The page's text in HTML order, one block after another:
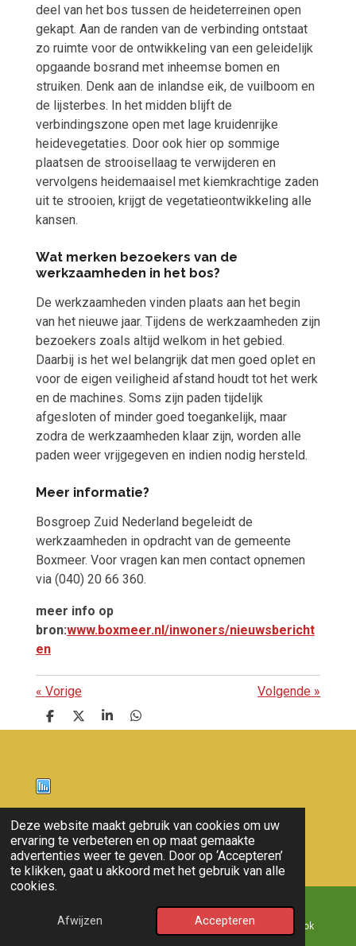
Deze website maakt gebruik van cookies om uw
ervaring te verbeteren en op maat gemaakte
advertenties weer te geven. Door op ‘Accepteren’
te klikken, gaat u akkoord met het gebruik van alle
cookies.
Afwijzen Accepteren
deel van het bos tussen de heideterreinen open
gekapt. Aan de randen van de verbinding ontstaat
zo ruimte voor de ontwikkeling van een geleidelijk
opgaande bosrand met inheemse bomen en
struiken. Denk aan de inlandse eik, de vuilboom en
de lijsterbes. In het midden blijft de
verbindingszone open met lage kruidenrijke
heidevegetaties. Door ook hier op sommige
plaatsen de strooisellaag te verwijderen en
vervolgens heidemaaisel met kiemkrachtige zaden
uit te strooien, krijgt de vegetatieontwikkeling alle
kansen.
Wat merken bezoekers van de
werkzaamheden in het bos?
De werkzaamheden vinden plaats aan het begin
van het nieuwe jaar. Tijdens de werkzaamheden zijn
bezoekers zoals altijd welkom in het gebied.
Daarbij is het wel belangrijk dat men goed oplet en
voor de eigen veiligheid afstand houdt tot het werk
en de machines. Soms zijn paden tijdelijk
afgesloten of minder goed toegankelijk, maar
zodra de werkzaamheden klaar zijn, worden alle
paden weer vrijgegeven en indien nodig hersteld.
Meer informatie?
Bosgroep Zuid Nederland begeleidt de
werkzaamheden in opdracht van de gemeente
Boxmeer. Voor vragen kan men contact opnemen
via (040) 20 66 360.
meer info op
bron:www.boxmeer.nl/inwoners/nieuwsbericht
en
« Vorige Volgende »
D
e
D
e
S
h
D
e
Nieuws
© 2011 - 2026 overloon nieuws
E-mailadres Kaart Facebook